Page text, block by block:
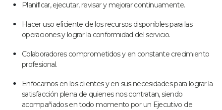
Planificar, ejecutar, revisar y mejorar continuamente.
Hacer uso eficiente de los recursos disponibles para las
operaciones y lograr la conformidad del servicio.
Colaboradores comprometidos y en constante crecimiento
profesional.
Enfocarnos en los clientes y en sus necesidades para lograr la
satisfacción plena de quienes nos contratan, siendo
acompañados en todo momento por un Ejecutivo de